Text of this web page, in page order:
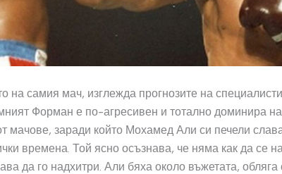
на самия мач, изглежда прогнозите на
Форман е по-агресивен и тотално доминира
мачове, заради който Мохамед Али си печели
времена. Той ясно осъзнава, че няма как да се
да го надхитри. Али бяха около въжетата, обляга